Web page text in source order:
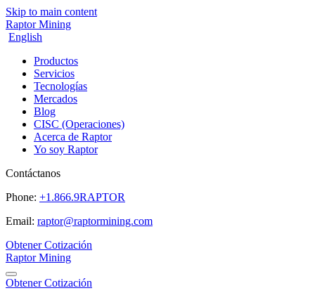
Skip to main content
Raptor Mining
English
Productos
Servicios
Tecnologías
Mercados
Blog
CISC (Operaciones)
Acerca de Raptor
Yo soy Raptor
Contáctanos
Phone: +1.866.9RAPTOR
Email: raptor@raptormining.com
Obtener Cotización
Raptor Mining
Obtener Cotización